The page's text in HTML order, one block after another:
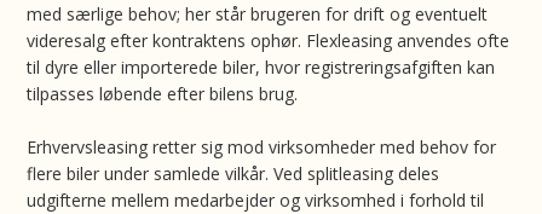
med særlige behov; her står brugeren for drift og eventuelt
videresalg efter kontraktens ophør. Flexleasing anvendes ofte
til dyre eller importerede biler, hvor registreringsafgiften kan
tilpasses løbende efter bilens brug.
Erhvervsleasing retter sig mod virksomheder med behov for
flere biler under samlede vilkår. Ved splitleasing deles
udgifterne mellem medarbejder og virksomhed i forhold til